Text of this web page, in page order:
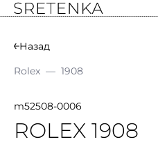
Назад
Rolex — 1908
m52508-0006
ROLEX 1908